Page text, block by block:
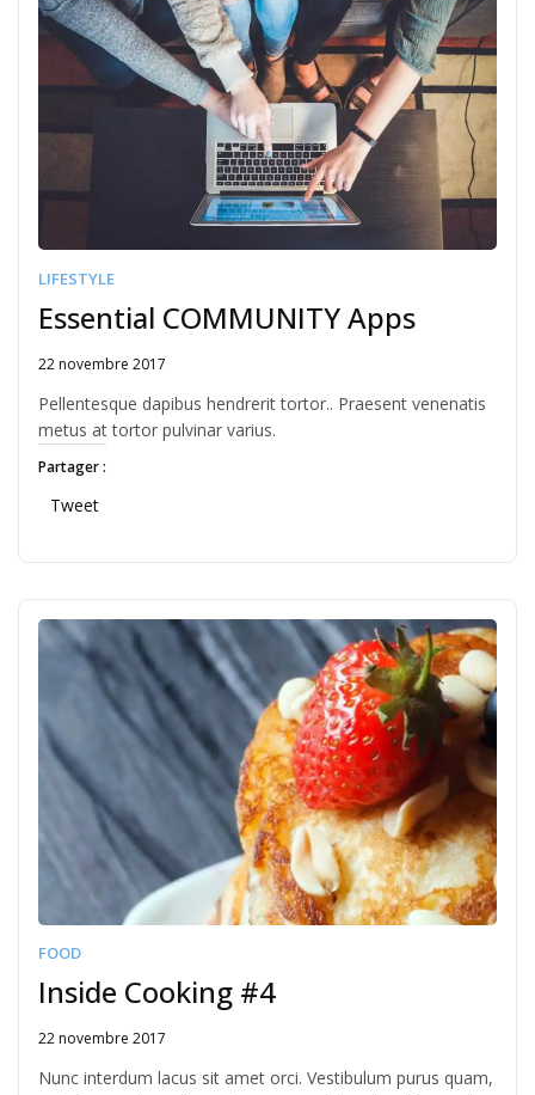
LIFESTYLE
Essential COMMUNITY Apps
Written
JFLANDRIN
22 novembre 2017
Pellentesque dapibus hendrerit tortor.. Praesent venenatis
metus at tortor pulvinar varius.
Partager :
Tweet
FOOD
Inside Cooking #4
Written
JFLANDRIN
22 novembre 2017
Nunc interdum lacus sit amet orci. Vestibulum purus quam,